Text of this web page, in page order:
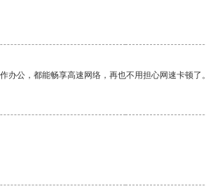
公，都能畅享高速网络，再也不用担心网速卡顿了。